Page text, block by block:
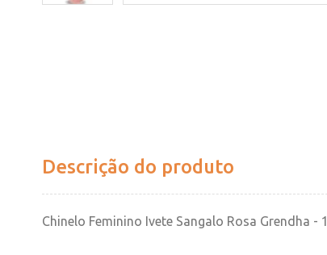
Descrição do produto
Chinelo Feminino Ivete Sangalo Rosa Grendha -